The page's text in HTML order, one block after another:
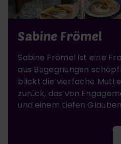
Sabine Frömel
Sabine Frömel ist eine
aus Begegnungen
blickt die vierfache
zurück, das von
und einem tiefen